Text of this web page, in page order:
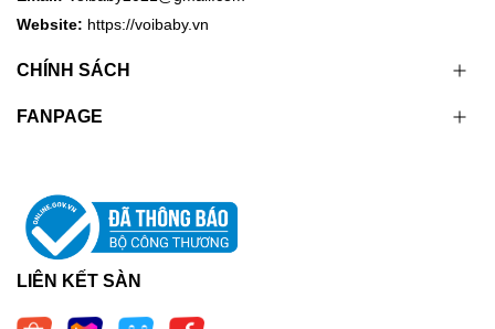
Website: https://voibaby.vn
CHÍNH SÁCH
FANPAGE
LIÊN KẾT SÀN